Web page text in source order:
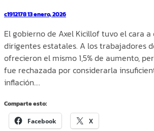
c191217813 enero, 2026
El gobierno de Axel Kicillof tuvo el cara a
dirigentes estatales. A los trabajadores
ofrecieron el mismo 1,5% de aumento,
fue rechazada por considerarla
inflación.…
Comparte esto:
Facebook X